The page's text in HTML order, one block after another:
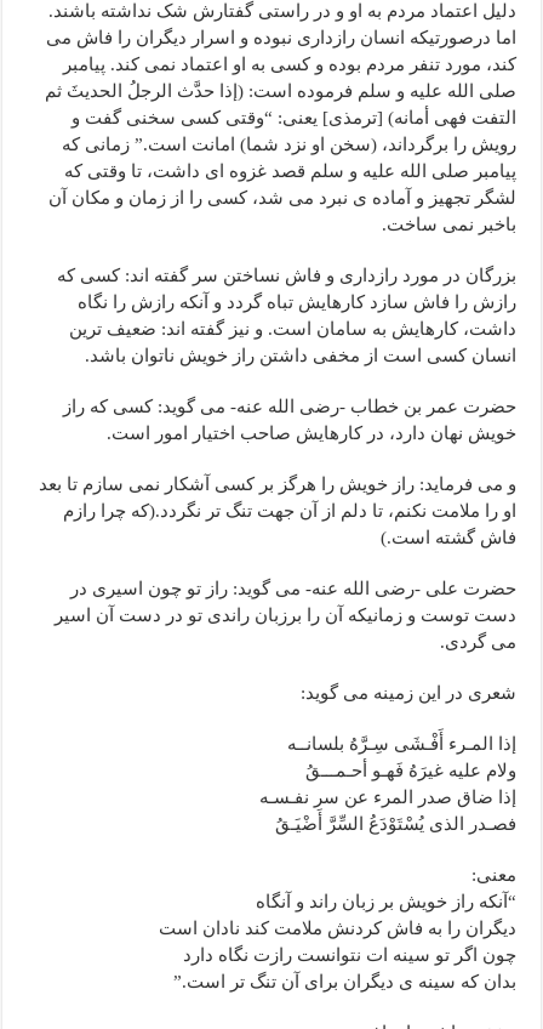
دلیل اعتماد مردم به او و در راستی گفتارش شک نداشته باشند.
اما درصورتیکه انسان رازداری نبوده و اسرار دیگران را فاش می
کند، مورد تنفر مردم بوده و کسی به او اعتماد نمی کند. پیامبر
صلى الله علیه و سلم فرموده است: (إذا حدَّث الرجلُ الحدیثَ ثم
التفت فهی أمانه) [ترمذی] یعنی: “وقتی کسی سخنی گفت و
رویش را برگرداند، (سخن او نزد شما) امانت است.” زمانی که
پیامبر صلى الله علیه و سلم قصد غزوه ای داشت، تا وقتی که
لشگر تجهیز و آماده ی نبرد می شد، کسی را از زمان و مکان آن
باخبر نمی ساخت.
بزرگان در مورد رازداری و فاش نساختن سر گفته اند: کسی که
رازش را فاش سازد کارهایش تباه گردد و آنکه رازش را نگاه
داشت، کارهایش به سامان است. و نیز گفته اند: ضعیف ترین
انسان کسی است از مخفی داشتن راز خویش ناتوان باشد.
حضرت عمر بن خطاب -رضی الله عنه- می گوید: کسی که راز
خویش نهان دارد، در کارهایش صاحب اختیار امور است.
و می فرماید: راز خویش را هرگز بر کسی آشکار نمی سازم تا بعد
او را ملامت نکنم، تا دلم از آن جهت تنگ تر نگردد.(که چرا رازم
فاش گشته است.)
حضرت علی -رضی الله عنه- می گوید: راز تو چون اسیری در
دست توست و زمانیکه آن را برزبان راندی تو در دست آن اسیر
می گردی.
شعری در این زمینه می گوید:
إذا المـرء أَفْـشَی سِـرَّهُ بلسانــه
ولام علیه غیرَهُ فَهـو أحـمـــقُ
إذا ضاق صدر المرء عن سر نفـسـه
فصـدر الذی یُسْتَوْدَعُ السِّرَّ أَضْیَـقُ
معنی:
“آنکه راز خویش بر زبان راند و آنگاه
دیگران را به فاش کردنش ملامت کند نادان است
چون اگر تو سینه ات نتوانست رازت نگاه دارد
بدان که سینه ی دیگران برای آن تنگ تر است.”